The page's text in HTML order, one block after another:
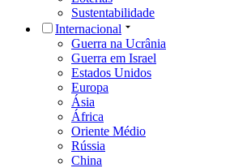
Sustentabilidade
Internacional
Guerra na Ucrânia
Guerra em Israel
Estados Unidos
Europa
Ásia
África
Oriente Médio
Rússia
China